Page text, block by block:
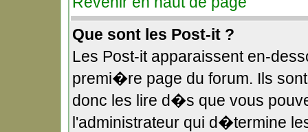
Que sont les Post-it ?
Les Post-it apparaissent en-
premi�re page du forum. Ils
donc les lire d�s que vous
l'administrateur qui d�termine